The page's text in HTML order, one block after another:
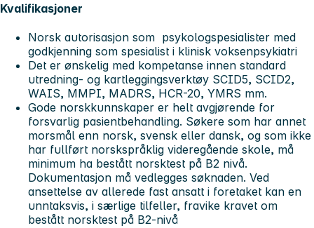
Kvalifikasjoner
Norsk autorisasjon som psykologspesialister med
godkjenning som spesialist i klinisk voksenpsykiatri
Det er ønskelig med kompetanse innen standard
utredning- og kartleggingsverktøy SCID5, SCID2,
WAIS, MMPI, MADRS, HCR-20, YMRS mm.
Gode norskkunnskaper er helt avgjørende for
forsvarlig pasientbehandling. Søkere som har annet
morsmål enn norsk, svensk eller dansk, og som ikke
har fullført norskspråklig videregående skole, må
minimum ha bestått norsktest på B2 nivå.
Dokumentasjon må vedlegges søknaden. Ved
ansettelse av allerede fast ansatt i foretaket kan en
unntaksvis, i særlige tilfeller, fravike kravet om
bestått norsktest på B2-nivå